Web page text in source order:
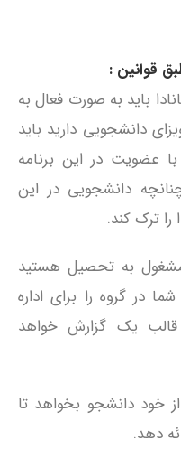
قوانین :
باید به صورت فعال به
دانشجویی دارید باید
عضویت در این برنامه
دانشجویی در این
را ترک کند.
به تحصیل هستید
در گروه را برای اداره
قالب یک گزارش خواهد
خود دانشجو بخواهد تا
دهد.